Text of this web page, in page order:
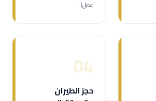
عمل).
04
حجز الطيران